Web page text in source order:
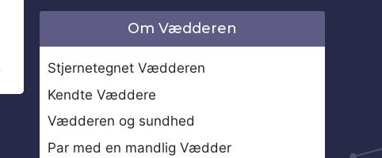
Om Vædderen
Stjernetegnet Vædderen
Kendte Væddere
Vædderen og sundhed
Par med en mandlig Vædder